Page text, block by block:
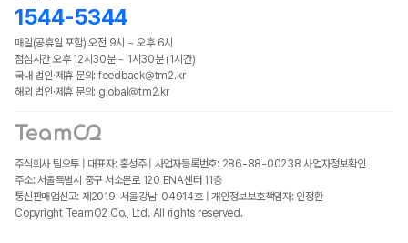
1544-5344
매일(공휴일 포함) 오전 9시 ~ 오후 6시
점심시간 오후 12시30분 ~ 1시30분 (1시간)
국내 법인·제휴 문의: feedback@tm2.kr
해외 법인·제휴 문의: global@tm2.kr
주식회사 팀오투 | 대표자: 홍성주 | 사업자등록번호: 286-88-00238 사업자정보확인
주소: 서울특별시 중구 서소문로 120 ENA센터 11층
통신판매업신고: 제2019-서울강남-04914호 | 개인정보보호책임자: 인정환
Copyright TeamO2 Co., Ltd. All rights reserved.